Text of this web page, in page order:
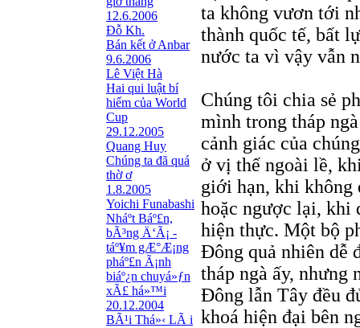
12.6.2006
Đỗ Kh.
Bán kết ở Anbar
9.6.2006
Lê Việt Hà
Hai qui luật bí
hiểm của World
Cup
29.12.2005
Quang Huy
Chúng ta đã quá
thờ ơ
1.8.2005
Yoichi Funabashi
Nháº­t Báº£n,
bÃ³ng Ä‘Ã¡ -
táº¥m gÆ°Æ¡ng
pháº£n Ã¡nh
biáº¿n chuyá»ƒn
xÃ£ há»™i
20.12.2004
BÃ¹i Thá»‹ LÃ i
ta không vươn tới
thành quốc tế, bất
nước ta vì vậy vẫn
Chúng tôi chia sẻ
mình trong tháp
cảnh giác của
ở vị thế ngoài lề,
giới hạn, khi không
hoặc ngược lại, khi
hiện thực. Một bộ
Đông quả nhiên dễ
tháp ngà ấy, nhưng
Đông lẫn Tây đều
khoá hiện đại bên